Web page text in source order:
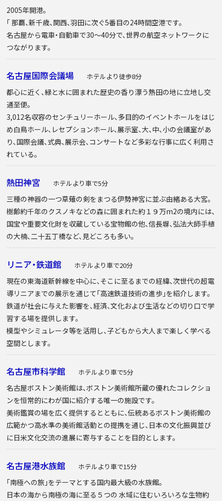
2005年開港。
「 那覇、新千歳、関西、羽田に次ぐ5番目の24時間空港です。
名古屋から電車・自動車で30～40分で、世界の航空ネットワークに
つながります。
名古屋国際会議場 ホテルより徒歩8分
都心に近く、緑と水に囲まれた歴史の香り漂う熱田の地に立地し交
通至便。
3,012名収容のセンチュリーホール、多目的のイベントホールをはじ
め白鳥ホール、レセプションホール、展示室、大、中、小の会議室があ
り、国際会議、式典、展示会、コンサートなど多彩な行事に広く利用さ
れている。
熱田神宮 ホテルより車で5分
三種の神器の一つ草薙の剣をまつる伊勢神宮に並ぶ由緒ある大宮。
樹齢約千年のクスノキなどの森に囲まれた約１９万m2の境内には、
国宝や重要文化財を収蔵している宝物館の他、信長塀、弘法大師手植
の大楠、二十五丁橋など、見どころも多い。
リニア・鉄道館 ホテルより車で20分
現在の東海道新幹線を中心に、そこに至るまでの経緯、次世代の超電
導リニアまでの展示を通じて「高速鉄道技術の進歩」を紹介します。
鉄道が社会に与えた影響を、経済、文化および生活などの切り口で学
習する場を提供します。
模型やシミュレータ等を活用し、子どもから大人まで楽しく学べる
空間とします。
名古屋市科学館 ホテルより車で5分
名古屋ボストン美術館は、ボストン美術館所蔵の優れたコレクショ
ンを恒常的にわが国に紹介する唯一の施設です。
美術鑑賞の場を広く提供するとともに、伝統あるボストン美術館の
広範かつ高水準の美術館活動との提携を通じ、日本の文化振興並び
に日米文化交流の進展に寄与することを目的とします。
名古屋港水族館 ホテルより車で15分
「南極への旅」をテーマとする国内最大級の水族館。
日本の海から南極の海に至る５つの 水域に住むいろいろな生物約